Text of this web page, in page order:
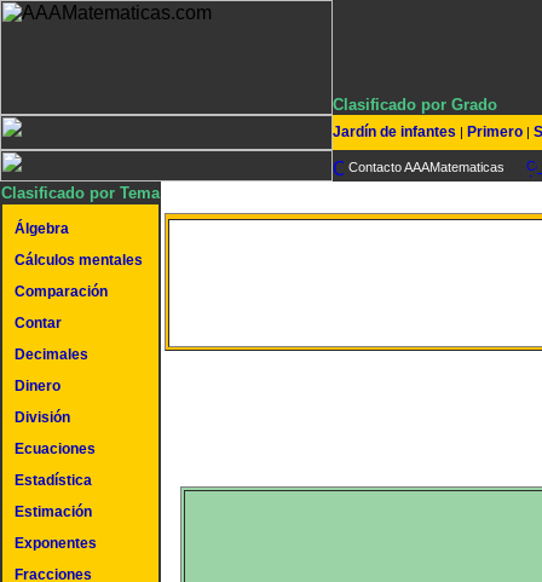
Clasificado por Grado
Jardín de infantes | Primero |
Contacto AAAMatematicas
Clasificado por Tema
Álgebra
Cálculos mentales
Comparación
Contar
Decimales
Dinero
División
Ecuaciones
Estadística
Estimación
Exponentes
Fracciones